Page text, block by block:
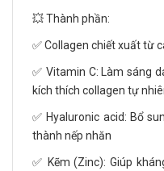
💥 Thành phần:
✅ Collagen chiết xuất từ
✅ Vitamin C: Làm sáng
kích thích collagen tự
✅ Hyaluronic acid: Bổ
thành nếp nhăn
✅ Kẽm (Zinc): Giúp